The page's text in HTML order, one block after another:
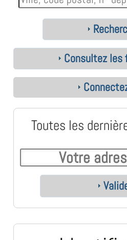
Consultez les
Toutes les